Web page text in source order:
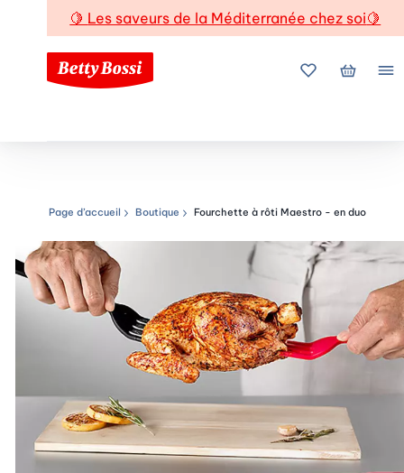
🍋 Les saveurs de la Méditerranée chez soi🍋
Mes favoris
Mon
Chemin de navigation
Page d’accueil Boutique Fourchette à rôti Maestro - en duo